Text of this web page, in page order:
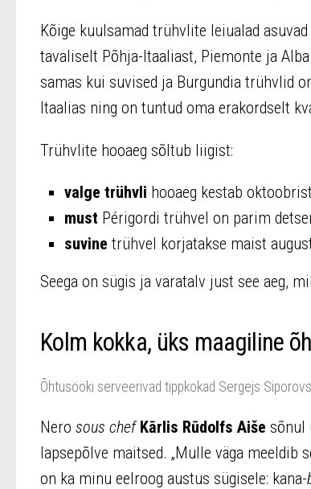
Kõige kuulsamad trühvlite leiualad
tavaliselt Põhja-Itaaliast, Piemonte ja
samas kui suvised ja Burgundia trühvlid
Itaalias ning on tuntud oma erakordselt
Trühvlite hooaeg sõltub liigist:
valge trühvli hooaeg kestab
must Périgordi trühvel on parim
suvine trühvel korjatakse maist
Seega on sügis ja varatalv just see aeg,
Kolm kokka, üks maagiline
Õhtusööki serveerivad tippkokad Sergejs
Nero sous chefKārlis Rūdolfs Aiše sõnul
lapsepõlve maitsed. „Mulle väga meeldib
on ka minu eelroog austus sügisele: kana-